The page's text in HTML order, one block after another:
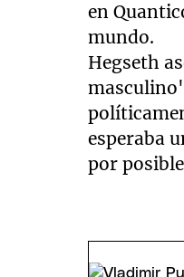
en
mundo.
Hegseth
esperaba
por